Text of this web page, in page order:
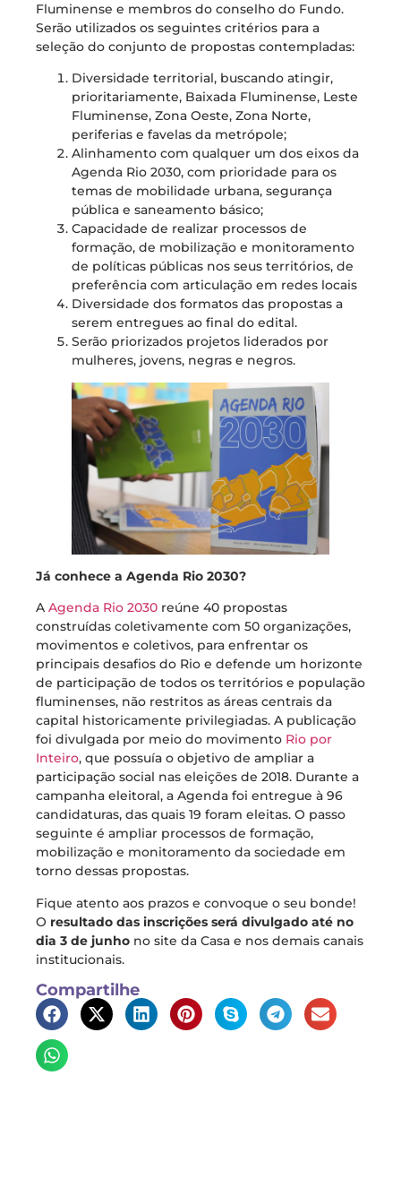
Fluminense e membros do conselho do Fundo.
Serão utilizados os seguintes critérios para a
seleção do conjunto de propostas contempladas:
Diversidade territorial, buscando atingir,
prioritariamente, Baixada Fluminense, Leste
Fluminense, Zona Oeste, Zona Norte,
periferias e favelas da metrópole;
Alinhamento com qualquer um dos eixos da
Agenda Rio 2030, com prioridade para os
temas de mobilidade urbana, segurança
pública e saneamento básico;
Capacidade de realizar processos de
formação, de mobilização e monitoramento
de políticas públicas nos seus territórios, de
preferência com articulação em redes locais
Diversidade dos formatos das propostas a
serem entregues ao final do edital.
Serão priorizados projetos liderados por
mulheres, jovens, negras e negros.
Já conhece a Agenda Rio 2030?
A Agenda Rio 2030 reúne 40 propostas
construídas coletivamente com 50 organizações,
movimentos e coletivos, para enfrentar os
principais desafios do Rio e defende um horizonte
de participação de todos os territórios e população
fluminenses, não restritos as áreas centrais da
capital historicamente privilegiadas. A publicação
foi divulgada por meio do movimento Rio por
Inteiro, que possuía o objetivo de ampliar a
participação social nas eleições de 2018. Durante a
campanha eleitoral, a Agenda foi entregue à 96
candidaturas, das quais 19 foram eleitas. O passo
seguinte é ampliar processos de formação,
mobilização e monitoramento da sociedade em
torno dessas propostas.
Fique atento aos prazos e convoque o seu bonde!
O resultado das inscrições será divulgado até no
dia 3 de junho no site da Casa e nos demais canais
institucionais.
Compartilhe